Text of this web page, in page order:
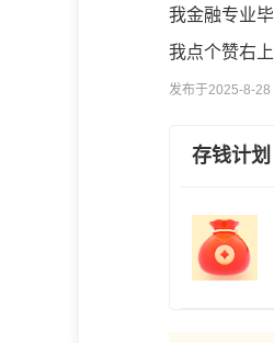
我金融专业
我点个赞右
发布于2025-8-28
存钱计划